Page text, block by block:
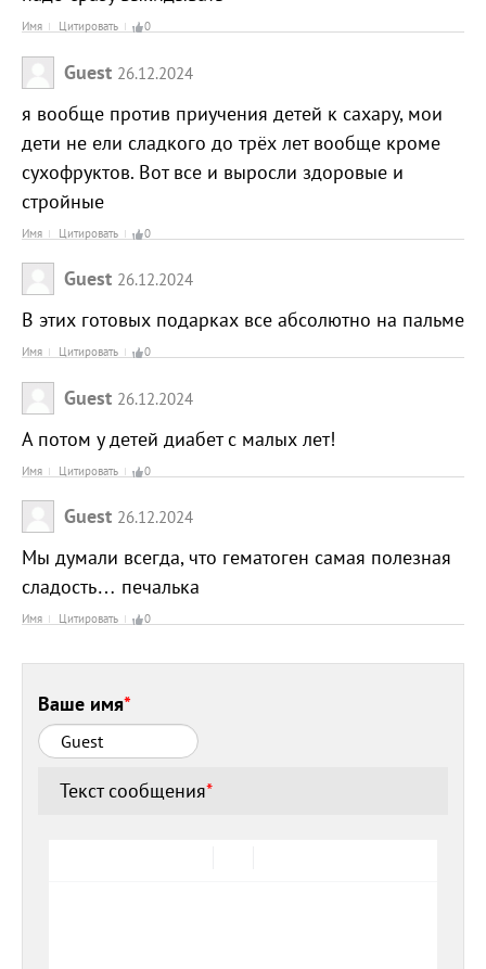
Имя Цитировать 0
Guest 26.12.2024
я вообще против приучения детей к сахару, мои
дети не ели сладкого до трёх лет вообще кроме
сухофруктов. Вот все и выросли здоровые и
стройные
Имя Цитировать 0
Guest 26.12.2024
В этих готовых подарках все абсолютно на пальме
Имя Цитировать 0
Guest 26.12.2024
А потом у детей диабет с малых лет!
Имя Цитировать 0
Guest 26.12.2024
Мы думали всегда, что гематоген самая полезная
сладость… печалька
Имя Цитировать 0
Ваше имя*
Текст сообщения*